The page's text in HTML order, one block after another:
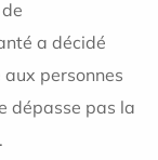
a décidé
personnes
dépasse pas la